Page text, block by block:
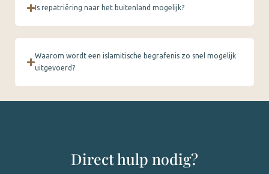
Is repatriëring naar het buitenland mogelijk?
Waarom wordt een islamitische begrafenis zo snel mogelijk
uitgevoerd?
Direct hulp nodig?